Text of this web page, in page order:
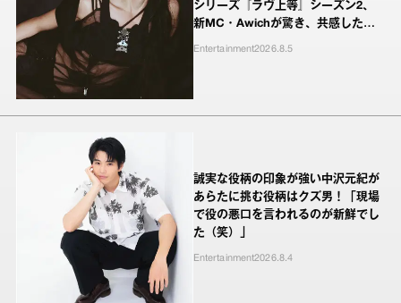
シリーズ『ラヴ上等』シーズン2、
新MC・Awichが驚き、共感したヤ
Entertainment2026.8.5
誠実な役柄の印象が強い中沢元紀が
あらたに挑む役柄はクズ男！「現場
で役の悪口を言われるのが新鮮でし
た（笑）」
Entertainment2026.8.4